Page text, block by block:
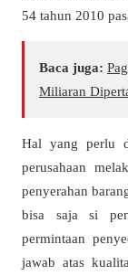
54 tahun 2010
Baca juga:
Miliaran
Hal yang perlu
perusahaan
penyerahan
bisa saja si
permintaan
jawab atas